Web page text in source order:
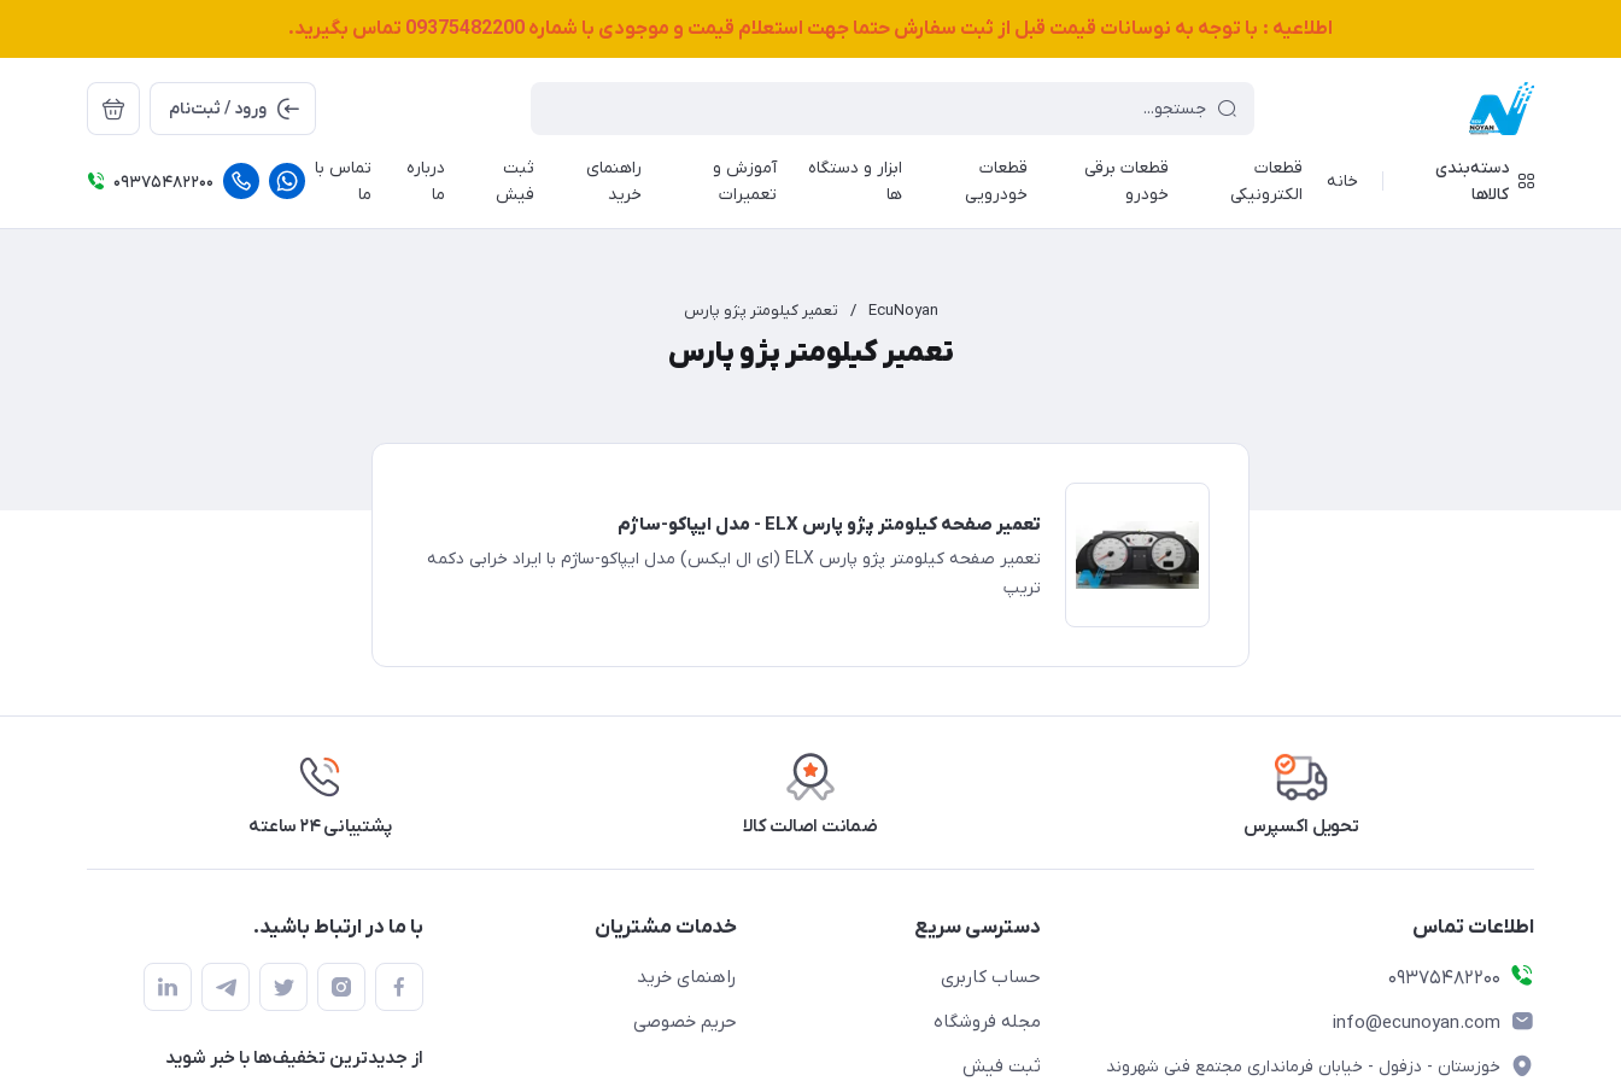
اطلاعیه : با توجه به نوسانات قیمت قبل از ثبت سفارش حتما جهت استعلام قیمت و موجودی با شماره 09375482200 تماس بگیرید.
ورود / ثبت‌نام
دسته‌بندی
کالاها
خانه
قطعات
الکترونیکی
قطعات برقی
خودرو
قطعات
خودرویی
ابزار و دستگاه
ها
آموزش و
تعمیرات
راهنمای
خرید
ثبت
فیش
درباره
ما
تماس با
ما
09375482200
EcuNoyan
/ تعمیر کیلومتر پژو پارس
تعمیر کیلومتر پژو پارس
تعمیر صفحه کیلومتر پژو پارس ELX - مدل ایپاکو-ساژم
تعمیر صفحه کیلومتر پژو پارس ELX (ای ال ایکس) مدل ایپاکو-ساژم با ایراد خرابی دکمه
تریپ
تحویل اکسپرس ضمانت اصالت کالا پشتیبانی ۲۴ ساعته
اطلاعات تماس
09375482200
info@ecunoyan.com
خوزستان - دزفول - خیابان فرمانداری مجتمع فنی شهروند
دسترسی سریع
حساب کاربری
مجله فروشگاه
ثبت فیش
خدمات مشتریان
راهنمای خرید
حریم خصوصی
با ما در ارتباط باشید.
از جدید‌ترین تخفیف‌ها با‌ خبر شوید